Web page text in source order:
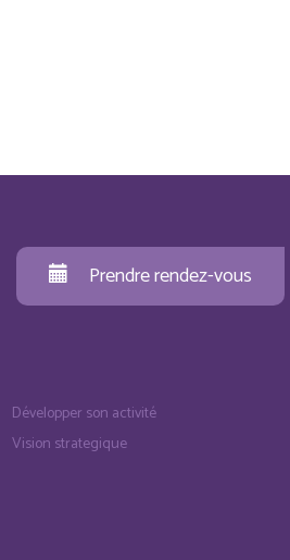
Prendre rendez-vous
Développer son activité
Vision strategique